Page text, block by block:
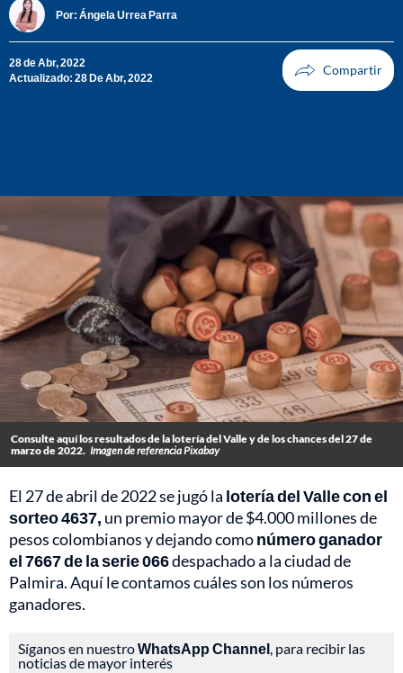
Por: Ángela Urrea Parra
28 de Abr, 2022
Actualizado: 28 De Abr, 2022
Consulte aquí los resultados de la lotería del Valle y de los chances del 27 de
marzo de 2022. Imagen de referencia Pixabay
El 27 de abril de 2022 se jugó la lotería del Valle con el
sorteo 4637, un premio mayor de $4.000 millones de
pesos colombianos y dejando comonúmero ganador
el 7667 de la serie 066despachado a la ciudad de
Palmira. Aquí le contamos cuáles son los números
ganadores.
Síganos en nuestroWhatsApp Channel, para recibir las
noticias de mayor interés